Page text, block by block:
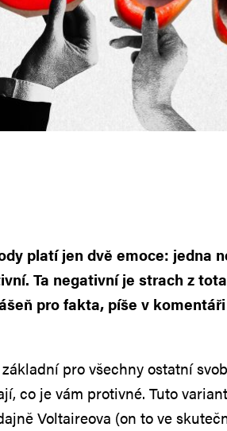
platí jen dvě emoce: jedna
Ta negativní je strach z
pro fakta, píše v
pro všechny ostatní
co je vám protivné. Tuto
Voltaireova (on to ve